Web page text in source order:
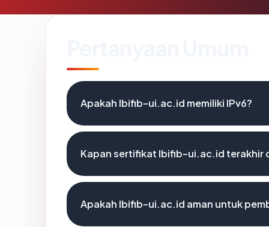
Apakah lbifib-ui.ac.id memiliki IPv6?
Kapan sertifikat lbifib-ui.ac.id terakhir
Apakah lbifib-ui.ac.id aman untuk